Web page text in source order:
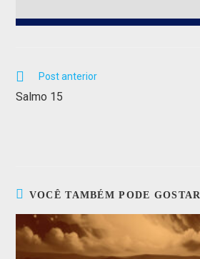
Post anterior
Salmo 15
VOCÊ TAMBÉM PODE GOSTAR